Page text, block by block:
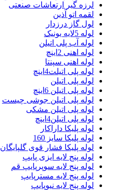
لرزه گیر ارتعاشات صنعتی
لقمه اتو آذین
لول گاز درزدار
لوله 5لایه یونیک
لوله آب پلی اتیلن
لوله اهنی 2اینچ
لوله اهنی سپنتا
لوله پلی اتیلت4اینچ
لوله پلی اتیلن
لوله پلی اتیلن 6اینچ
لوله پلی اتیلن جوشی چیست
لوله پلی اتیلن مشکی
لوله پلی اتیلن4اینچ
لوله پلیکا داراکار
لوله پلیکا سایز 160
لوله پلیکا فشار قوی گلپایگان
لوله پنج لایه ایزی پایپ
لوله پنج لایه سوپرپایپ قم
لوله پنج لایه مسترپایپ
لوله پنج لایه نیوپایپ